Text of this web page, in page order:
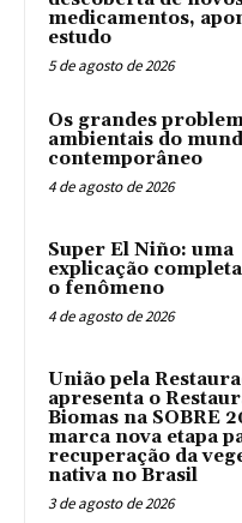
medicamentos,
estudo
5 de agosto de 2026
Os grandes
ambientais do
contemporâneo
4 de agosto de 2026
Super El Niño: uma
explicação
o fenômeno
4 de agosto de 2026
União pela
apresenta o
Biomas na SOBRE
marca nova etapa
recuperação da
nativa no Brasil
3 de agosto de 2026